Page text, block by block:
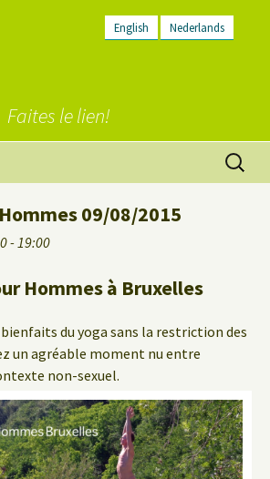
English Nederlands
Faites le lien!
09/08/2015
- 19:00
Hommes à Bruxelles
du yoga sans la restriction des
un agréable moment nu entre
non-sexuel.